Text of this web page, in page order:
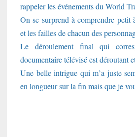
rappeler les événements du World
On se surprend à comprendre petit
et les failles de chacun des
Le déroulement final qui
documentaire télévisé est déroutant
Une belle intrigue qui m’a juste
en longueur sur la fin mais que je